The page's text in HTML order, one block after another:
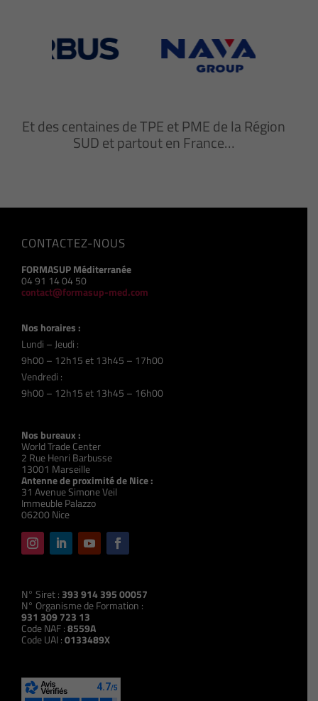
Et des centaines de TPE et PME de la Région
SUD et partout en France…
CONTACTEZ-NOUS
FORMASUP Méditerranée
04 91 14 04 50
contact@formasup-med.com
Nos horaires :
Lundi – Jeudi :
9h00 – 12h15 et 13h45 – 17h00
Vendredi :
9h00 – 12h15 et 13h45 – 16h00
Nos bureaux :
World Trade Center
2 Rue Henri Barbusse
13001 Marseille
Antenne de proximité de Nice :
31 Avenue Simone Veil
Immeuble Palazzo
06200 Nice
N° Siret : 393 914 395 00057
N° Organisme de Formation :
931 309 723 13
Code NAF :8559A
Code UAI :0133489X